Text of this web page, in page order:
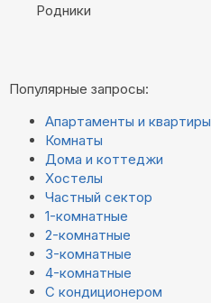
Родники
Популярные запросы:
Апартаменты и квартиры
Комнаты
Дома и коттеджи
Хостелы
Частный сектор
1-комнатные
2-комнатные
3-комнатные
4-комнатные
С кондиционером